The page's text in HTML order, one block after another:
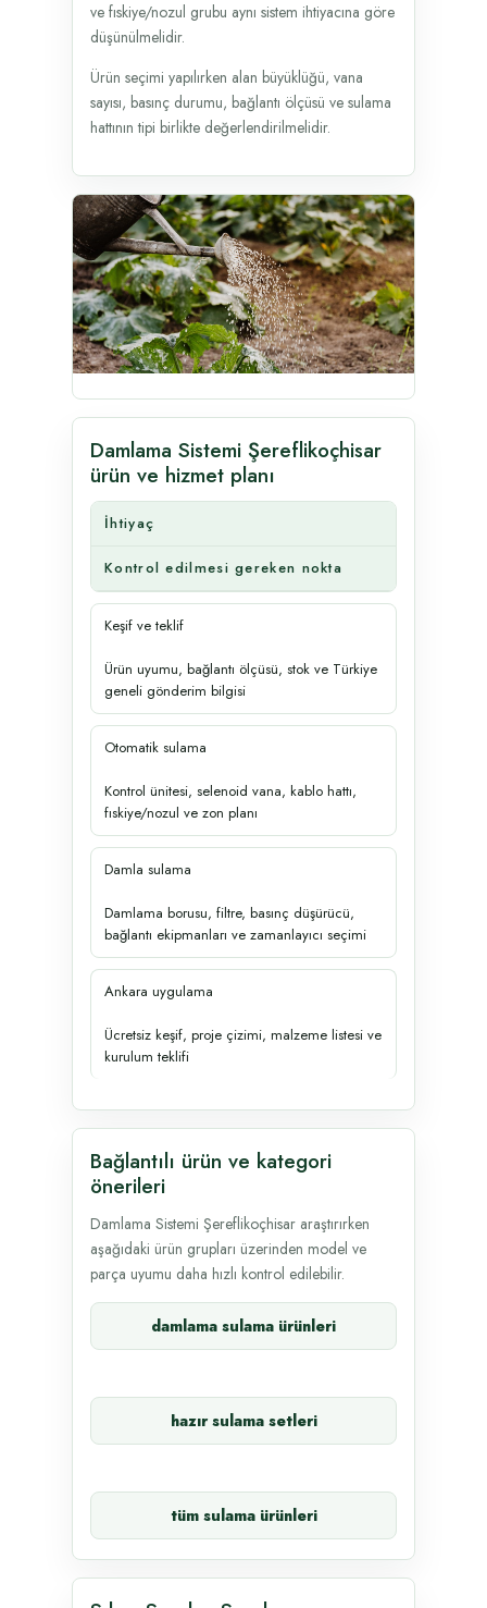
ve fıskiye/nozul grubu aynı sistem ihtiyacına göre
düşünülmelidir.
Ürün seçimi yapılırken alan büyüklüğü, vana
sayısı, basınç durumu, bağlantı ölçüsü ve sulama
hattının tipi birlikte değerlendirilmelidir.
Damlama Sistemi Şereflikoçhisar
ürün ve hizmet planı
İhtiyaç
Kontrol edilmesi gereken nokta
Keşif ve teklif
Ürün uyumu, bağlantı ölçüsü, stok ve Türkiye
geneli gönderim bilgisi
Otomatik sulama
Kontrol ünitesi, selenoid vana, kablo hattı,
fıskiye/nozul ve zon planı
Damla sulama
Damlama borusu, filtre, basınç düşürücü,
bağlantı ekipmanları ve zamanlayıcı seçimi
Ankara uygulama
Ücretsiz keşif, proje çizimi, malzeme listesi ve
kurulum teklifi
Bağlantılı ürün ve kategori
önerileri
Damlama Sistemi Şereflikoçhisar araştırırken
aşağıdaki ürün grupları üzerinden model ve
parça uyumu daha hızlı kontrol edilebilir.
damlama sulama ürünleri
hazır sulama setleri
tüm sulama ürünleri